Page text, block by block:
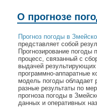
О прогнозе
Прогноз погоды в
представляет собой
Прогнозирование погоды
процесс, связанный с
выдачей
программно-аппаратные
модель погоды обладает
разные результаты по
прогноза погоды в
данных и оперативных